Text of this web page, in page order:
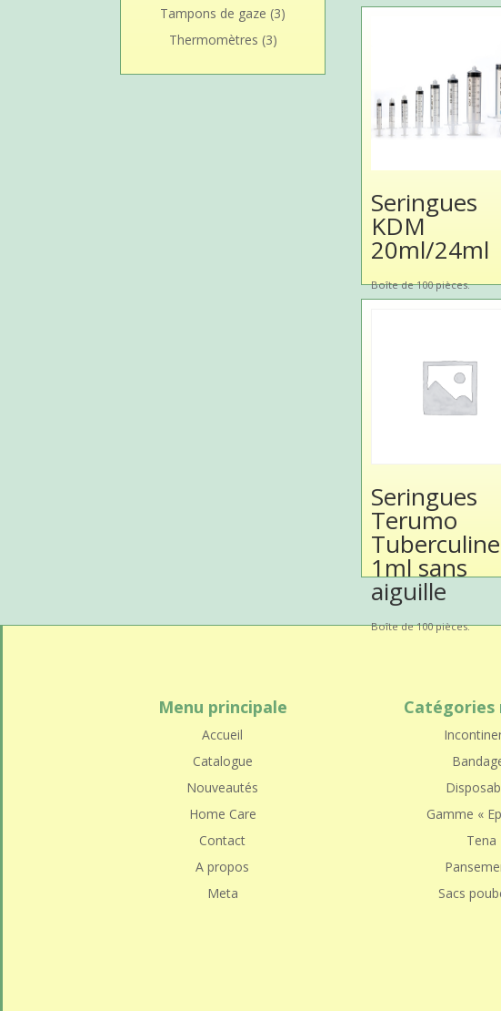
Seringues
KDM
20ml/24ml
Boîte de 100 pièces.
Seringues
Terumo
Tuberculine
1ml sans
aiguille
Boîte de 100 pièces.
Tampons de gaze (3)
Thermomètres (3)
Menu principale
Accueil
Catalogue
Nouveautés
Home Care
Contact
A propos
Meta
Catégories
Gamme «
Tena
Sacs